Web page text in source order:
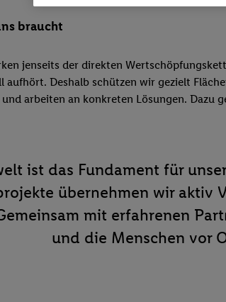
braucht
jenseits der direkten
Deshalb schützen wir gezielt
arbeiten an konkreten Lösungen.
ist das Fundament für
übernehmen wir aktiv
mit erfahrenen
und die Menschen vor